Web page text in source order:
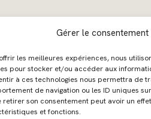
Gérer le
les meilleures expériences, nous
pour stocker et/ou accéder aux
à ces technologies nous permettra de
de navigation ou les ID uniques
retirer son consentement peut avoir un
et fonctions.
- Webdesign :Caroline Liabot-